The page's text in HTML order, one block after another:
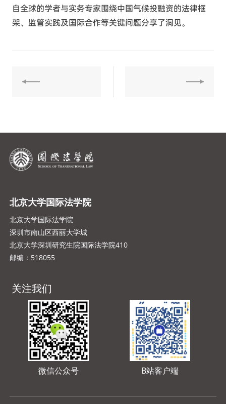
自全球的学者与实务专家围绕中国气候投融资的法律框
架、监管实践及国际合作等关键问题分享了洞见。
北京大学国际法学院
北京大学国际法学院
深圳市南山区西丽大学城
北京大学深圳研究生院国际法学院410
邮编：518055
关注我们
微信公众号 B站客户端